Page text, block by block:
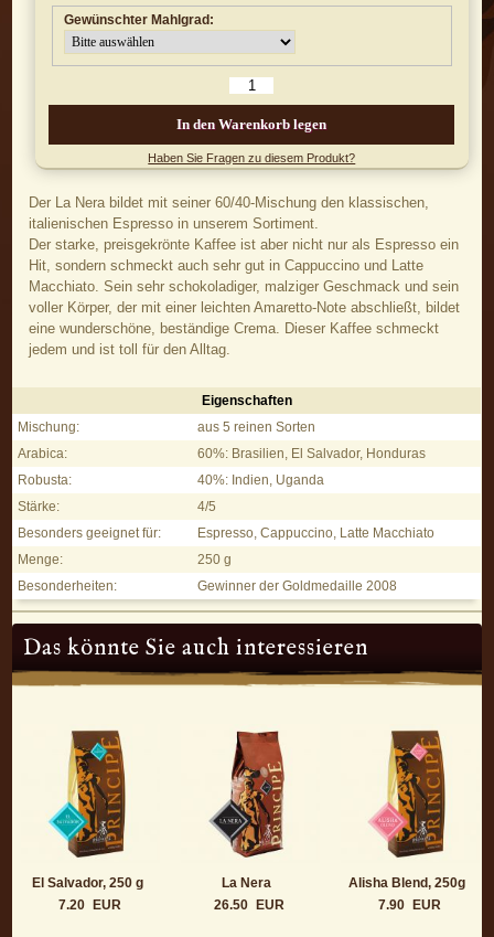
Gewünschter Mahlgrad:
Haben Sie Fragen zu diesem Produkt?
Der La Nera bildet mit seiner 60/40-Mischung den klassischen,
italienischen Espresso in unserem Sortiment.
Der starke, preisgekrönte Kaffee ist aber nicht nur als Espresso ein
Hit, sondern schmeckt auch sehr gut in Cappuccino und Latte
Macchiato. Sein sehr schokoladiger, malziger Geschmack und sein
voller Körper, der mit einer leichten Amaretto-Note abschließt, bildet
eine wunderschöne, beständige Crema. Dieser Kaffee schmeckt
jedem und ist toll für den Alltag.
La Nera, 250 g - Eigenschaften
Eigenschaften
Mischung:
aus 5 reinen Sorten
Arabica:
60%: Brasilien, El Salvador, Honduras
Robusta:
40%: Indien, Uganda
Stärke:
4/5
Besonders geeignet für:
Espresso, Cappuccino, Latte Macchiato
Menge:
250 g
Besonderheiten:
Gewinner der Goldmedaille 2008
Das könnte Sie auch interessieren
El Salvador, 250 g
7.20
EUR
La Nera
26.50
EUR
Alisha Blend, 250g
7.90
EUR